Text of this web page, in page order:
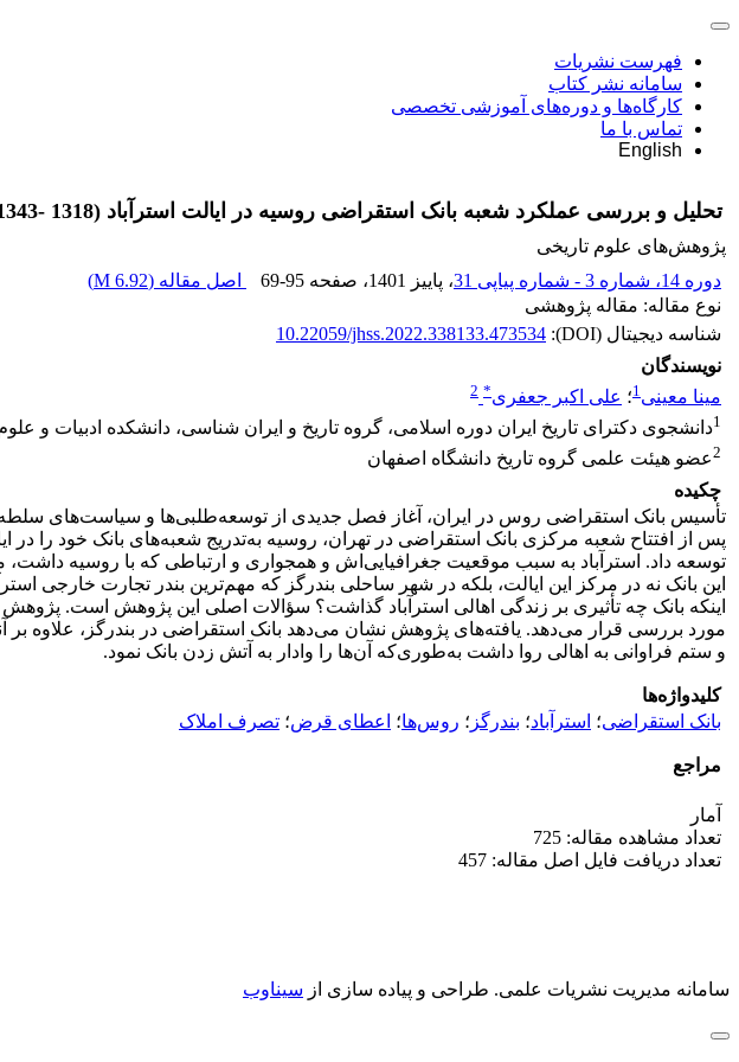
فهرست نشریات
سامانه نشر کتاب
کارگاه‌ها و دوره‌های آموزشی تخصصی
تماس با ما
English
تحلیل و بررسی عملکرد شعبه بانک استقراضی روسیه در ایالت استرآباد (1318 -1343 ه.ق / 1900-1925م)
پژوهش‌های علوم تاریخی
دوره 14، شماره 3 - شماره پیاپی 31
، پاییز 1401 ، صفحه 69-95 اصل مقاله (6.92 M
)
نوع مقاله: مقاله پژوهشی
شناسه دیجیتال (DOI):
10.22059/jhss.2022.338133.473534
نویسندگان
مینا معینی1؛ علی اکبر جعفری*
2
1دانشجوی دکترای تاریخ ایران دوره اسلامی، گروه تاریخ و ایران شناسی، دانشکده ادبیات و
2عضو هیئت علمی گروه تاریخ دانشگاه اصفهان
چکیده
تأسیس بانک استقراضی روس در ایران، آغاز فصل جدیدی از توسعه‌طلبی‌ها و سیاست‌های
پس از افتتاح شعبه مرکزی بانک استقراضی در تهران، روسیه به‌تدریج شعبه‌های بانک خود را در
توسعه داد. استرآباد به سبب موقعیت جغرافیایی‌اش و همجواری و ارتباطی که با روسیه داشت،
این بانک نه در مرکز این ایالت، بلکه در شهر ساحلی بندرگز که مهم‌ترین بندر تجارت خارجی
اینکه بانک چه تأثیری بر زندگی اهالی استرآباد گذاشت؟ سؤالات اصلی این پژوهش است.
مورد بررسی قرار می‌دهد. یافته‌های پژوهش نشان می‌دهد بانک استقراضی در بندرگز، علاوه
و ستم فراوانی به اهالی روا داشت به‌طوری‌که آن‌ها را وادار به آتش زدن بانک نمود.
کلیدواژه‌ها
بانک ‌استقراضی؛ استرآباد؛ بندرگز ؛ روس‌ها؛ اعطای ‌قرض؛ تصرف ‌املاک
مراجع
آمار
تعداد مشاهده مقاله: 725
تعداد دریافت فایل اصل مقاله: 457
سامانه مدیریت نشریات علمی. طراحی و پیاده سازی از سیناوب